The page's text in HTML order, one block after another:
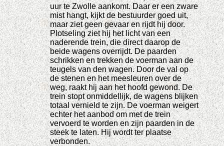
uur te Zwolle aankomt. Daar er een zware
mist hangt, kijkt de bestuurder goed uit,
maar ziet geen gevaar en rijdt hij door.
Plotseling ziet hij het licht van een
naderende trein, die direct daarop de
beide wagens overrijdt. De paarden
schrikken en trekken de voerman aan de
teugels van den wagen. Door de val op
de stenen en het meesleuren over de
weg, raakt hij aan het hoofd gewond. De
trein stopt onmiddellijk, de wagens blijken
totaal vernield te zijn. De voerman weigert
echter het aanbod om met de trein
vervoerd te worden en zijn paarden in de
steek te laten. Hij wordt ter plaatse
verbonden.